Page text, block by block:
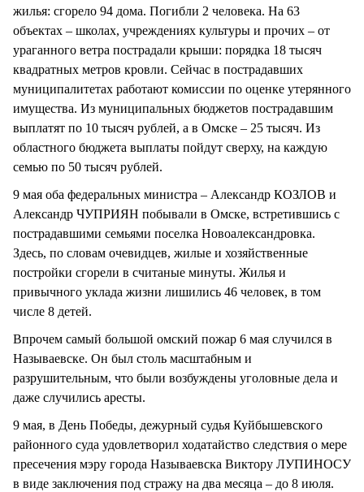
жилья: сгорело 94 дома. Погибли 2 человека. На 63
объектах – школах, учреждениях культуры и прочих – от
ураганного ветра пострадали крыши: порядка 18 тысяч
квадратных метров кровли. Сейчас в пострадавших
муниципалитетах работают комиссии по оценке утерянного
имущества. Из муниципальных бюджетов пострадавшим
выплатят по 10 тысяч рублей, а в Омске – 25 тысяч. Из
областного бюджета выплаты пойдут сверху, на каждую
семью по 50 тысяч рублей.
9 мая оба федеральных министра – Александр КОЗЛОВ и
Александр ЧУПРИЯН побывали в Омске, встретившись с
пострадавшими семьями поселка Новоалександровка.
Здесь, по словам очевидцев, жилые и хозяйственные
постройки сгорели в считаные минуты. Жилья и
привычного уклада жизни лишились 46 человек, в том
числе 8 детей.
Впрочем самый большой омский пожар 6 мая случился в
Называевске. Он был столь масштабным и
разрушительным, что были возбуждены уголовные дела и
даже случились аресты.
9 мая, в День Победы, дежурный судья Куйбышевского
районного суда удовлетворил ходатайство следствия о мере
пресечения мэру города Называевска Виктору ЛУПИНОСУ
в виде заключения под стражу на два месяца – до 8 июля.